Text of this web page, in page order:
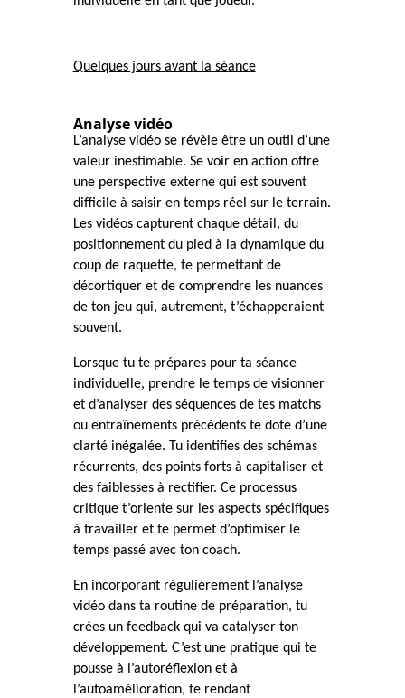
Quelques jours avant la séance
Analyse vidéo
L’analyse vidéo se révèle être un outil d’une
valeur inestimable. Se voir en action offre
une perspective externe qui est souvent
difficile à saisir en temps réel sur le terrain.
Les vidéos capturent chaque détail, du
positionnement du pied à la dynamique du
coup de raquette, te permettant de
décortiquer et de comprendre les nuances
de ton jeu qui, autrement, t’échapperaient
souvent.
Lorsque tu te prépares pour ta séance
individuelle, prendre le temps de visionner
et d’analyser des séquences de tes matchs
ou entraînements précédents te dote d’une
clarté inégalée. Tu identifies des schémas
récurrents, des points forts à capitaliser et
des faiblesses à rectifier. Ce processus
critique t’oriente sur les aspects spécifiques
à travailler et te permet d’optimiser le
temps passé avec ton coach.
En incorporant régulièrement l’analyse
vidéo dans ta routine de préparation, tu
crées un feedback qui va catalyser ton
développement. C’est une pratique qui te
pousse à l’autoréflexion et à
l’autoamélioration, te rendant